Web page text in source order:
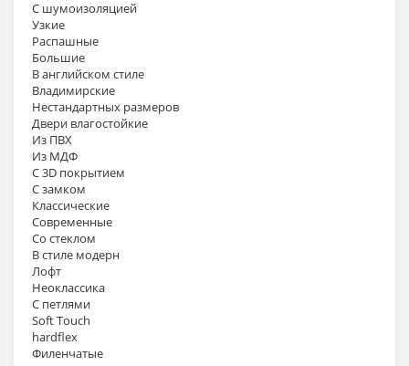
С шумоизоляцией
Узкие
Распашные
Большие
В английском стиле
Владимирские
Нестандартных размеров
Двери влагостойкие
Из ПВХ
Из МДФ
С 3D покрытием
С замком
Классические
Современные
Со стеклом
В стиле модерн
Лофт
Неоклассика
С петлями
Soft Touch
hardflex
Филенчатые